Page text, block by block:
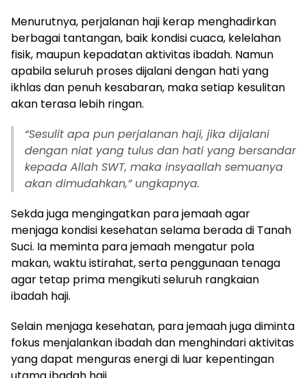
Menurutnya, perjalanan haji kerap menghadirkan
berbagai tantangan, baik kondisi cuaca, kelelahan
fisik, maupun kepadatan aktivitas ibadah. Namun
apabila seluruh proses dijalani dengan hati yang
ikhlas dan penuh kesabaran, maka setiap kesulitan
akan terasa lebih ringan.
“Sesulit apa pun perjalanan haji, jika dijalani
dengan niat yang tulus dan hati yang bersandar
kepada Allah SWT, maka insyaallah semuanya
akan dimudahkan,” ungkapnya.
Sekda juga mengingatkan para jemaah agar
menjaga kondisi kesehatan selama berada di Tanah
Suci. Ia meminta para jemaah mengatur pola
makan, waktu istirahat, serta penggunaan tenaga
agar tetap prima mengikuti seluruh rangkaian
ibadah haji.
Selain menjaga kesehatan, para jemaah juga diminta
fokus menjalankan ibadah dan menghindari aktivitas
yang dapat menguras energi di luar kepentingan